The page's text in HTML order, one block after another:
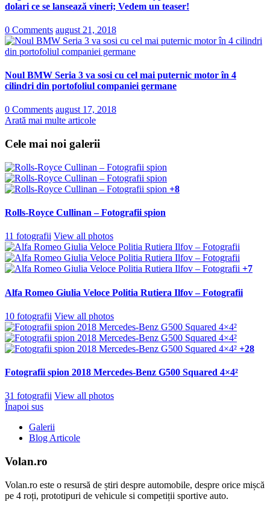
dolari ce se lansează vineri; Vedem un teaser!
0 Comments august 21, 2018
Noul BMW Seria 3 va sosi cu cel mai puternic motor în 4
cilindri din portofoliul companiei germane
0 Comments august 17, 2018
Arată mai multe articole
Cele mai noi galerii
+8
Rolls-Royce Cullinan – Fotografii spion
11 fotografii View all photos
+7
Alfa Romeo Giulia Veloce Politia Rutiera Ilfov – Fotografii
10 fotografii View all photos
+28
Fotografii spion 2018 Mercedes-Benz G500 Squared 4×4²
31 fotografii View all photos
Înapoi sus
Galerii
Blog Articole
Volan.ro
Volan.ro este o resursă de știri despre automobile, despre orice mișcă
pe 4 roți, prototipuri de vehicule si competiții sportive auto.